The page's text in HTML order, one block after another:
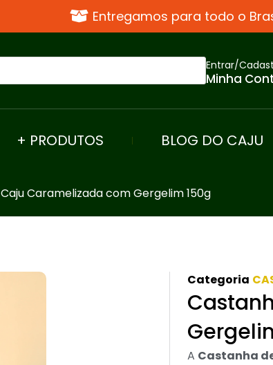
Entregamos para todo o
Entrar/
Minha
+ PRODUTOS BLOG DO CAJU
Caramelizada com Gergelim 150g
Categoria
A Castanha